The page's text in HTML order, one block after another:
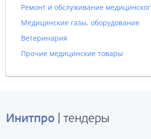
Медицинские газы, оборудование
Ветеринария
Прочие медицинские товары
Инитпро | тендеры